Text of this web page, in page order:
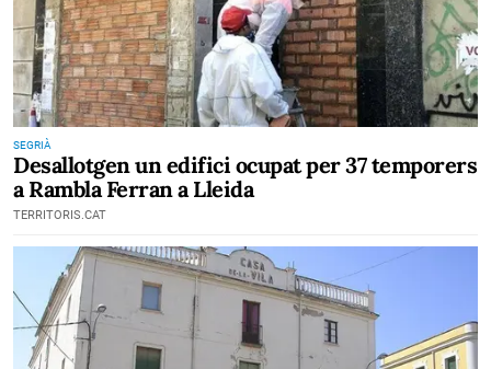
SEGRIÀ
Desallotgen un edifici ocupat per 37 temporers
a Rambla Ferran a Lleida
TERRITORIS.CAT